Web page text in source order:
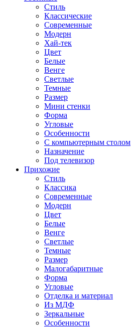
Стиль
Классические
Современные
Модерн
Хай-тек
Цвет
Белые
Венге
Светлые
Темные
Размер
Мини стенки
Форма
Угловые
Особенности
С компьютерным столом
Назначение
Под телевизор
Прихожие
Стиль
Классика
Современные
Модерн
Цвет
Белые
Венге
Светлые
Темные
Размер
Малогабаритные
Форма
Угловые
Отделка и материал
Из МДФ
Зеркальные
Особенности